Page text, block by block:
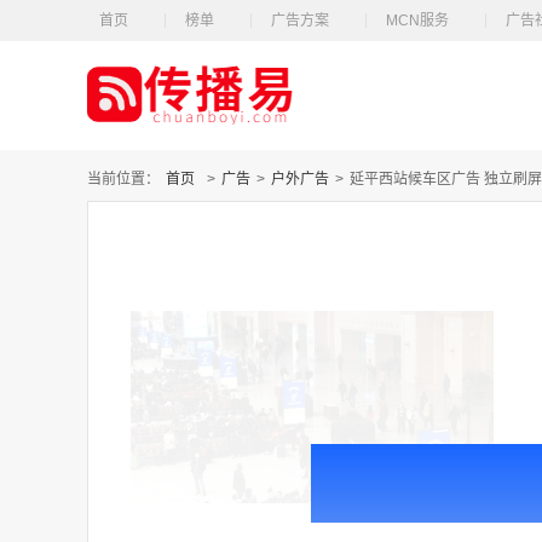
首页 榜单 广告方案 MCN服务 广告
当前位置： 首页 > 广告 > 户外广告 > 延平西站候车区广告 独立刷